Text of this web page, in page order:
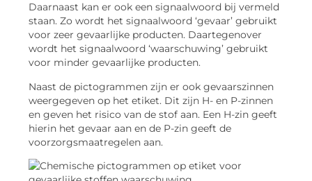
Daarnaast kan er ook een signaalwoord bij vermeld
staan. Zo wordt het signaalwoord ‘gevaar’ gebruikt
voor zeer gevaarlijke producten. Daartegenover
wordt het signaalwoord ‘waarschuwing’ gebruikt
voor minder gevaarlijke producten.
Naast de pictogrammen zijn er ook gevaarszinnen
weergegeven op het etiket. Dit zijn H- en P-zinnen
en geven het risico van de stof aan. Een H-zin geeft
hierin het gevaar aan en de P-zin geeft de
voorzorgsmaatregelen aan.